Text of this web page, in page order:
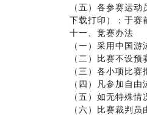
（五）各参赛运
下载打印）；于赛
十一、竞赛办法
（一）采用中国
（二）比赛不设
（三）各小项比
（四）凡参加自
（五）如无特殊
（六）比赛裁判员